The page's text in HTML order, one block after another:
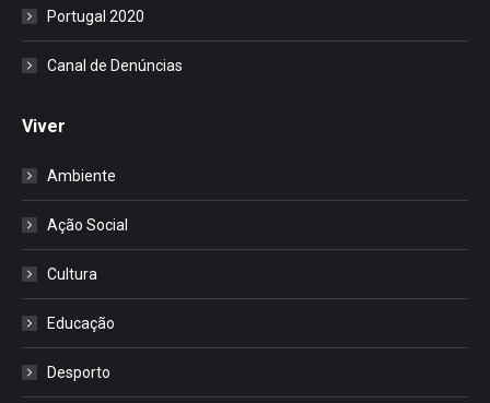
Portugal 2020
Canal de Denúncias
Viver
Ambiente
Ação Social
Cultura
Educação
Desporto